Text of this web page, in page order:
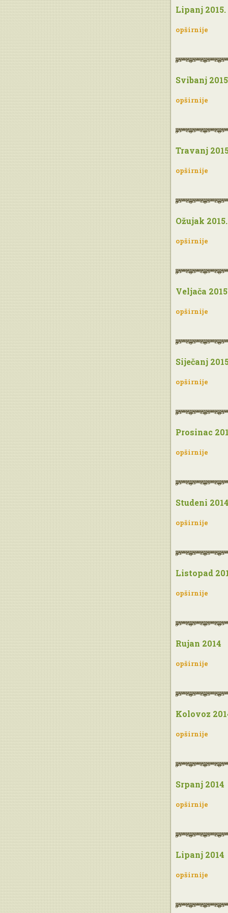
Lipanj 2015.
opširnije
Svibanj
opširnije
Travanj
opširnije
Ožujak 2015.
opširnije
Veljača 2015
opširnije
Siječanj
opširnije
Prosinac
opširnije
Studeni
opširnije
Listopad
opširnije
Rujan 2014
opširnije
Kolovoz
opširnije
Srpanj 2014
opširnije
Lipanj 2014
opširnije